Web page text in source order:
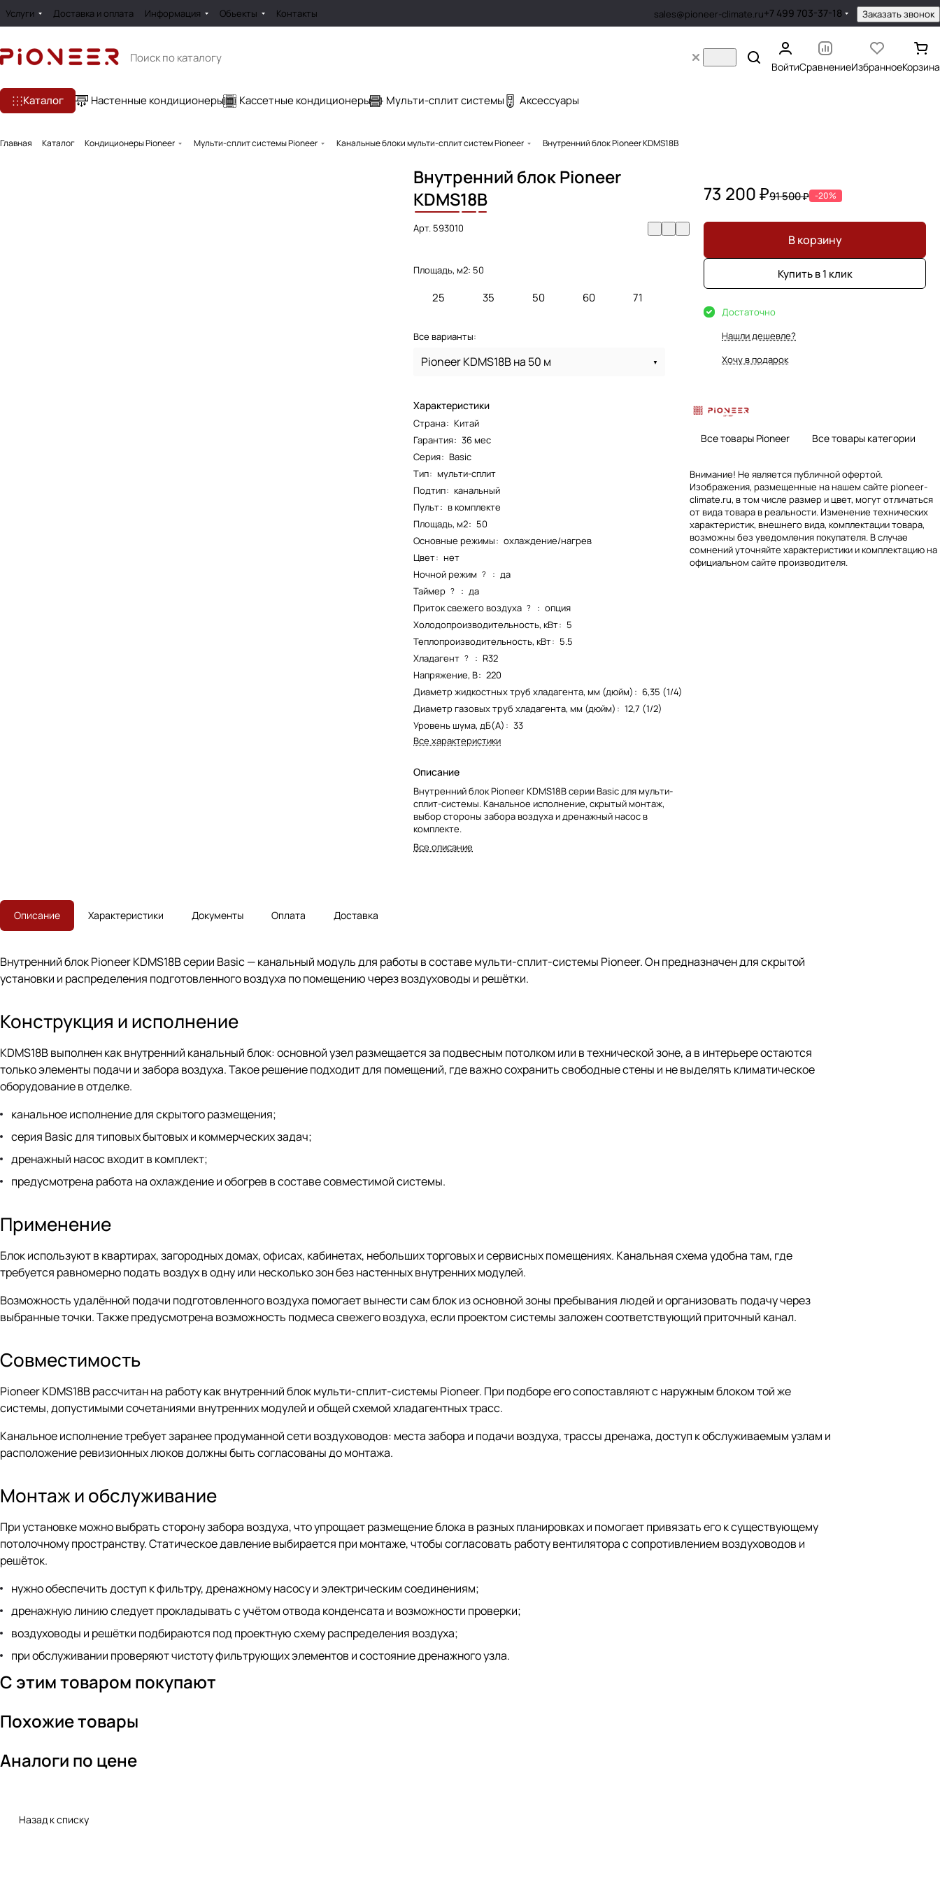
Услуги Доставка и оплата Информация Обьекты Контакты sales@pioneer-climate.ru+7 499 703-37-18 Заказать звонок
ВойтиСравнениеИзбранноеКорзина
Каталог Настенные кондиционеры Кассетные кондиционеры Мульти-сплит системы Аксессуары
Главная Каталог Кондиционеры Pioneer Мульти-сплит системы Pioneer Канальные блоки мульти-сплит систем Pioneer Внутренний блок Pioneer KDMS18B
Внутренний блок Pioneer
KDMS18B
Арт. 593010
Площадь, м2: 50
25 35 50 60 71
Все варианты:
Pioneer KDMS18B на 50 м
Характеристики
Страна: Китай
Гарантия: 36 мес
Серия: Basic
Тип: мульти-сплит
Подтип: канальный
Пульт: в комплекте
Площадь, м2: 50
Основные режимы: охлаждение/нагрев
Цвет: нет
Ночной режим ? : да
Таймер ? : да
Приток свежего воздуха ? : опция
Холодопроизводительность, кВт: 5
Теплопроизводительность, кВт: 5.5
Хладагент ? : R32
Напряжение, В: 220
Диаметр жидкостных труб хладагента, мм (дюйм) : 6,35 (1/4)
Диаметр газовых труб хладагента, мм (дюйм) : 12,7 (1/2)
Уровень шума, дБ(А) : 33
Все характеристики
Описание
Внутренний блок Pioneer KDMS18B серии Basic для мульти-
сплит-системы. Канальное исполнение, скрытый монтаж,
выбор стороны забора воздуха и дренажный насос в
комплекте.
Все описание
73 200 ₽91 500 ₽ -20%
В корзину
Купить в 1 клик
Достаточно
Нашли дешевле?
Хочу в подарок
Все товары Pioneer Все товары категории
Внимание! Не является публичной офертой.
Изображения, размещенные на нашем сайте pioneer-
climate.ru, в том числе размер и цвет, могут отличаться
от вида товара в реальности. Изменение технических
характеристик, внешнего вида, комплектации товара,
возможны без уведомления покупателя. В случае
сомнений уточняйте характеристики и комплектацию на
официальном сайте производителя.
Описание Характеристики Документы Оплата Доставка
Внутренний блок Pioneer KDMS18B серии Basic — канальный модуль для работы в составе мульти-сплит-системы Pioneer. Он предназначен для скрытой
установки и распределения подготовленного воздуха по помещению через воздуховоды и решётки.
Конструкция и исполнение
KDMS18B выполнен как внутренний канальный блок: основной узел размещается за подвесным потолком или в технической зоне, а в интерьере остаются
только элементы подачи и забора воздуха. Такое решение подходит для помещений, где важно сохранить свободные стены и не выделять климатическое
оборудование в отделке.
канальное исполнение для скрытого размещения;
серия Basic для типовых бытовых и коммерческих задач;
дренажный насос входит в комплект;
предусмотрена работа на охлаждение и обогрев в составе совместимой системы.
Применение
Блок используют в квартирах, загородных домах, офисах, кабинетах, небольших торговых и сервисных помещениях. Канальная схема удобна там, где
требуется равномерно подать воздух в одну или несколько зон без настенных внутренних модулей.
Возможность удалённой подачи подготовленного воздуха помогает вынести сам блок из основной зоны пребывания людей и организовать подачу через
выбранные точки. Также предусмотрена возможность подмеса свежего воздуха, если проектом системы заложен соответствующий приточный канал.
Совместимость
Pioneer KDMS18B рассчитан на работу как внутренний блок мульти-сплит-системы Pioneer. При подборе его сопоставляют с наружным блоком той же
системы, допустимыми сочетаниями внутренних модулей и общей схемой хладагентных трасс.
Канальное исполнение требует заранее продуманной сети воздуховодов: места забора и подачи воздуха, трассы дренажа, доступ к обслуживаемым узлам и
расположение ревизионных люков должны быть согласованы до монтажа.
Монтаж и обслуживание
При установке можно выбрать сторону забора воздуха, что упрощает размещение блока в разных планировках и помогает привязать его к существующему
потолочному пространству. Статическое давление выбирается при монтаже, чтобы согласовать работу вентилятора с сопротивлением воздуховодов и
решёток.
нужно обеспечить доступ к фильтру, дренажному насосу и электрическим соединениям;
дренажную линию следует прокладывать с учётом отвода конденсата и возможности проверки;
воздуховоды и решётки подбираются под проектную схему распределения воздуха;
при обслуживании проверяют чистоту фильтрующих элементов и состояние дренажного узла.
С этим товаром покупают
Похожие товары
Аналоги по цене
Назад к списку